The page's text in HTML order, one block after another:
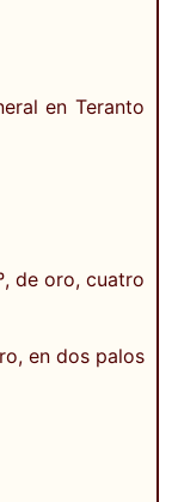
en Teranto
de oro, cuatro
en dos palos